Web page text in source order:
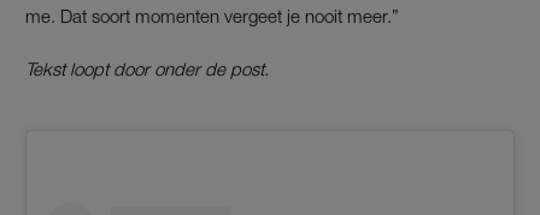
me. Dat soort momenten vergeet je nooit meer.”
Tekst loopt door onder de post.